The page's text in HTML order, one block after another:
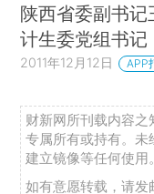
陕西省委副书记
计生委党组书记
2011年12月12日 APP
财新网所刊载内容
专属所有或持有。未
建立镜像等任何使用。
如有意愿转载，请发